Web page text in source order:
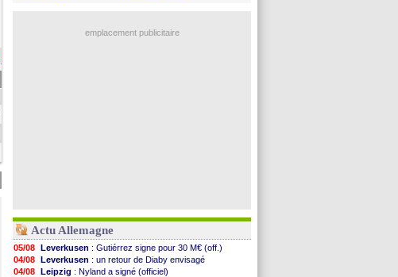
emplacement publicitaire
Actu Allemagne
05/08 Leverkusen : Gutiérrez signe pour 30 M€ (off.)
04/08 Leverkusen : un retour de Diaby envisagé
04/08 Leipzig : Nyland a signé (officiel)